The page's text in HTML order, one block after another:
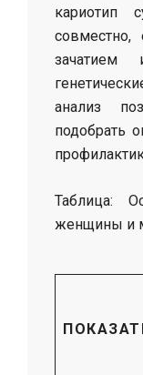
кариотип
совместно,
зачатием
анализ
подобрать
Таблица:
женщины и